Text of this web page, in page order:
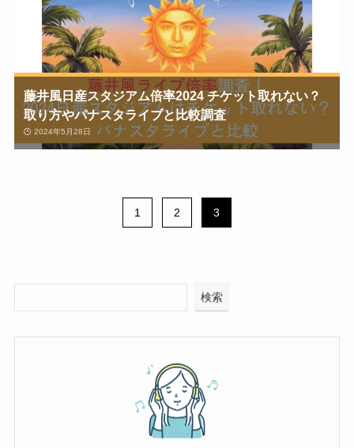
藤井風日産スタジアム倍率2024 チケット取れない？
取り方やパナスタライブと比較調査
2024年5月28日
1 2 3
検索